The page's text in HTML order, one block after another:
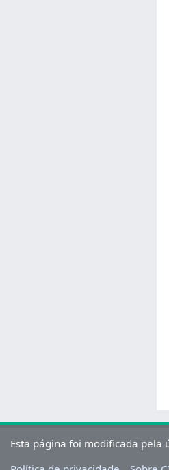
Esta página foi modificada pela